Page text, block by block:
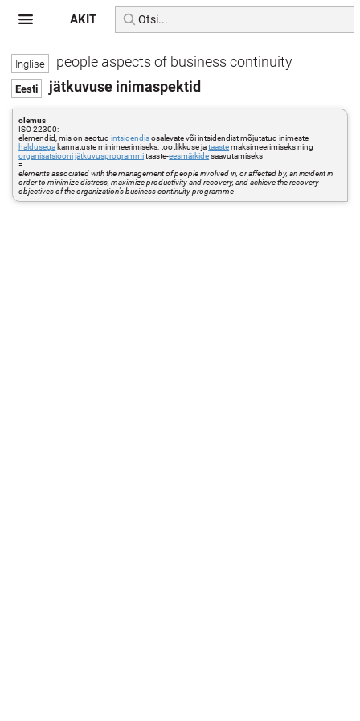
people aspects of business continuity
jätkuvuse inimaspektid
olemus
ISO 22300:
elemendid, mis on seotudintsidendisosalevate või intsidendist mõjutatud inimeste
haldusega kannatuste minimeerimiseks, tootlikkuse jataastemaksimeerimiseks ning
organisatsioonijätkuvusprogrammitaaste-eesmärkidesaavutamiseks
=
elements associated with the management of people involved in, or affected by, an incident in
order to minimize distress, maximize productivity and recovery, and achieve the recovery
objectives of the organization’s business continuity programme
AKIT